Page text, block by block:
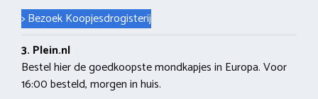
> Bezoek Koopjesdrogisterij
3. Plein.nl
Bestel hier de goedkoopste mondkapjes in Europa. Voor
16:00 besteld, morgen in huis.